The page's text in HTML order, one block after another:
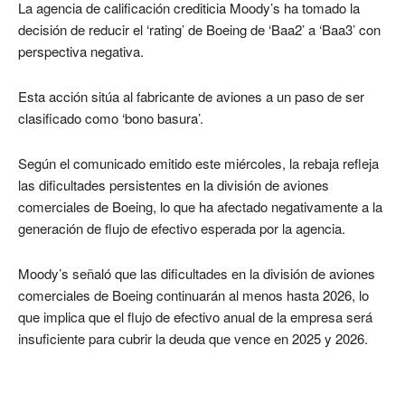
La agencia de calificación crediticia Moody’s ha tomado la
decisión de reducir el ‘rating’ de Boeing de ‘Baa2’ a ‘Baa3’ con
perspectiva negativa.
Esta acción sitúa al fabricante de aviones a un paso de ser
clasificado como ‘bono basura’.
Según el comunicado emitido este miércoles, la rebaja refleja
las dificultades persistentes en la división de aviones
comerciales de Boeing, lo que ha afectado negativamente a la
generación de flujo de efectivo esperada por la agencia.
Moody’s señaló que las dificultades en la división de aviones
comerciales de Boeing continuarán al menos hasta 2026, lo
que implica que el flujo de efectivo anual de la empresa será
insuficiente para cubrir la deuda que vence en 2025 y 2026.